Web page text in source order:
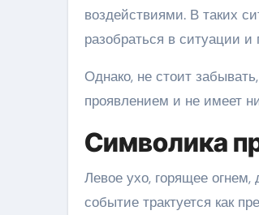
воздействиями. В таких
разобраться в ситуации
Однако, не стоит
проявлением и не имеет
Символика
Левое ухо, горящее
событие трактуется как